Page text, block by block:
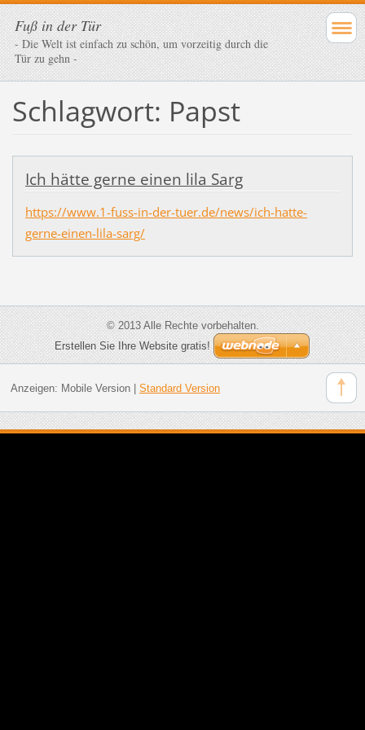
Fuß in der Tür
- Die Welt ist einfach zu schön, um vorzeitig durch die
Tür zu gehn -
Schlagwort: Papst
Ich hätte gerne einen lila Sarg
https://www.1-fuss-in-der-tuer.de/news/ich-hatte-
gerne-einen-lila-sarg/
© 2013 Alle Rechte vorbehalten.
Erstellen Sie Ihre Website gratis!
Anzeigen: Mobile Version| Standard Version